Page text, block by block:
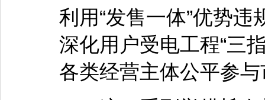
利用“发售一体”优势
深化用户受电工程“三
各类经营主体公平参